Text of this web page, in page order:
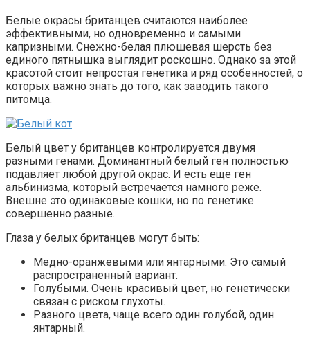
Белые окрасы британцев считаются наиболее
эффективными, но одновременно и самыми
капризными. Снежно-белая плюшевая шерсть без
единого пятнышка выглядит роскошно. Однако за этой
красотой стоит непростая генетика и ряд особенностей, о
которых важно знать до того, как заводить такого
питомца.
Белый цвет у британцев контролируется двумя
разными генами. Доминантный белый ген полностью
подавляет любой другой окрас. И есть еще ген
альбинизма, который встречается намного реже.
Внешне это одинаковые кошки, но по генетике
совершенно разные.
Глаза у белых британцев могут быть:
Медно-оранжевыми или янтарными. Это самый
распространенный вариант.
Голубыми. Очень красивый цвет, но генетически
связан с риском глухоты.
Разного цвета, чаще всего один голубой, один
янтарный.